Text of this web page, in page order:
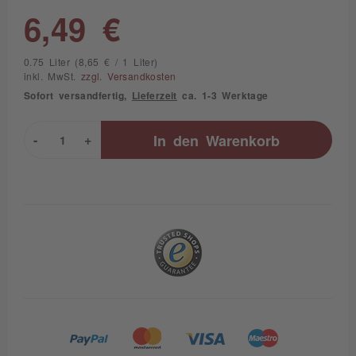
6,49 €
0.75 Liter (8,65 € / 1 Liter)
inkl. MwSt. zzgl. Versandkosten
Sofort versandfertig, Lieferzeit ca. 1-3 Werktage
+
- In den Warenkorb